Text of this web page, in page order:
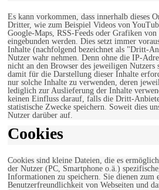
Es kann vorkommen, dass innerhalb dieses
Dritter, wie zum Beispiel Videos von
Google-Maps, RSS-Feeds oder Grafiken von
eingebunden werden. Dies setzt immer
Inhalte (nachfolgend bezeichnet als "Dritt-
Nutzer wahr nehmen. Denn ohne die IP-
nicht an den Browser des jeweiligen Nutzers
damit für die Darstellung dieser Inhalte
nur solche Inhalte zu verwenden, deren
lediglich zur Auslieferung der Inhalte
keinen Einfluss darauf, falls die Dritt-
statistische Zwecke speichern. Soweit dies
Nutzer darüber auf.
Cookies
Cookies sind kleine Dateien, die es
der Nutzer (PC, Smartphone o.ä.)
Informationen zu speichern. Sie dienen zum
Benutzerfreundlichkeit von Webseiten und